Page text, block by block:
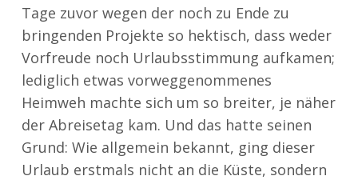
Tage zuvor wegen der noch zu Ende zu
bringenden Projekte so hektisch, dass weder
Vorfreude noch Urlaubsstimmung aufkamen;
lediglich etwas vorweggenommenes
Heimweh machte sich um so breiter, je näher
der Abreisetag kam. Und das hatte seinen
Grund: Wie allgemein bekannt, ging dieser
Urlaub erstmals nicht an die Küste, sondern